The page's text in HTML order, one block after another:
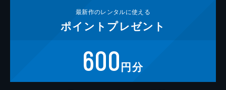
最新作のレンタルに使える
ポイント プレゼント
600円分